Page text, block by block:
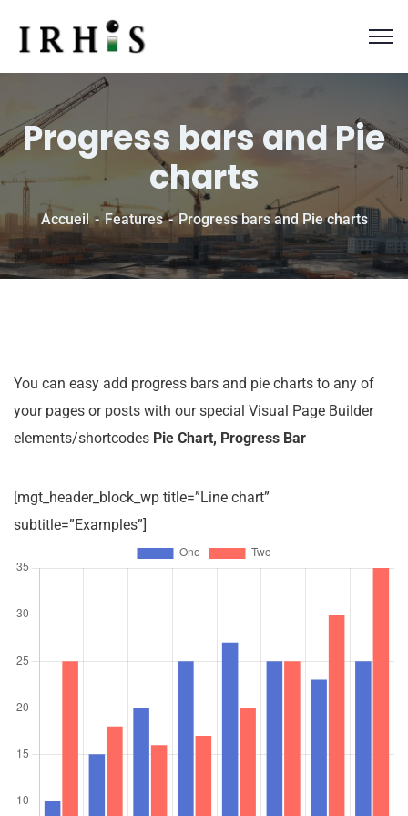
Progress bars and Pie
charts
Accueil Features Progress bars and Pie charts
You can easy add progress bars and pie charts to any of
your pages or posts with our special Visual Page Builder
elements/shortcodes Pie Chart, Progress Bar
[mgt_header_block_wp title=”Line chart”
subtitle=”Examples”]